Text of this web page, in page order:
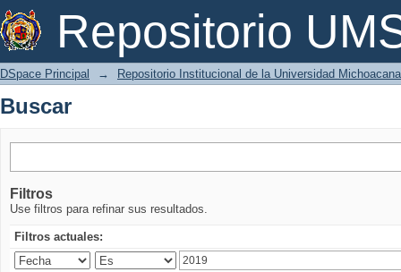
Repositorio
Buscar
DSpace Principal → Repositorio Institucional de la Universidad
Buscar
Filtros
Use filtros para refinar sus resultados.
Filtros actuales: